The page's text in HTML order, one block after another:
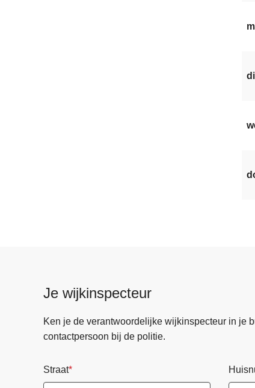
Je wijkinspecteur
Ken je de verantwoordelijke wijkinspecteur in je
contactpersoon bij de politie.
Straat